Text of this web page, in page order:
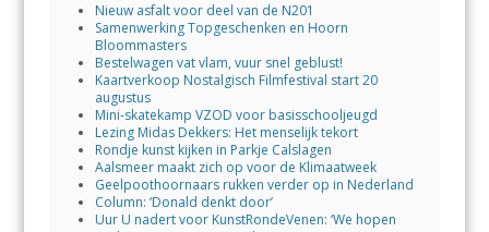
Nieuw asfalt voor deel van de N201
Samenwerking Topgeschenken en Hoorn
Bloommasters
Bestelwagen vat vlam, vuur snel geblust!
Kaartverkoop Nostalgisch Filmfestival start 20
augustus
Mini-skatekamp VZOD voor basisschooljeugd
Lezing Midas Dekkers: Het menselijk tekort
Rondje kunst kijken in Parkje Calslagen
Aalsmeer maakt zich op voor de Klimaatweek
Geelpoothoornaars rukken verder op in Nederland
Column: ‘Donald denkt door’
Uur U nadert voor KunstRondeVenen: ‘We hopen